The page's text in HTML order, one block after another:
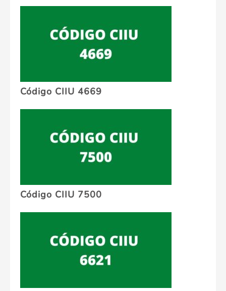
Código CIIU 4669
Código CIIU 7500